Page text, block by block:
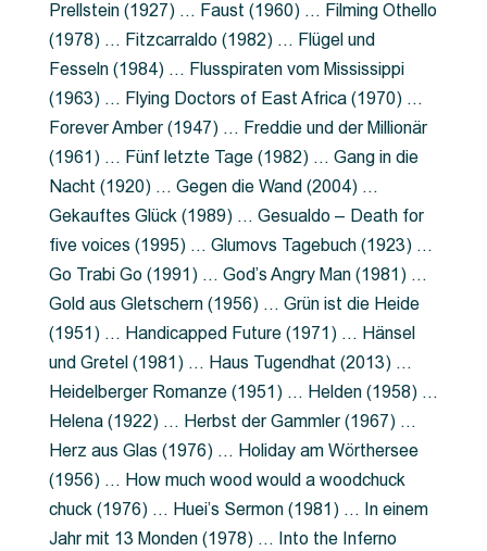
Prellstein (1927) … Faust (1960) … Filming Othello
(1978) … Fitzcarraldo (1982) … Flügel und
Fesseln (1984) … Flusspiraten vom Mississippi
(1963) … Flying Doctors of East Africa (1970) …
Forever Amber (1947) … Freddie und der Millionär
(1961) … Fünf letzte Tage (1982) … Gang in die
Nacht (1920) … Gegen die Wand (2004) …
Gekauftes Glück (1989) … Gesualdo – Death for
five voices (1995) … Glumovs Tagebuch (1923) …
Go Trabi Go (1991) … God’s Angry Man (1981) …
Gold aus Gletschern (1956) … Grün ist die Heide
(1951) … Handicapped Future (1971) … Hänsel
und Gretel (1981) … Haus Tugendhat (2013) …
Heidelberger Romanze (1951) … Helden (1958) …
Helena (1922) … Herbst der Gammler (1967) …
Herz aus Glas (1976) … Holiday am Wörthersee
(1956) … How much wood would a woodchuck
chuck (1976) … Huei’s Sermon (1981) … In einem
Jahr mit 13 Monden (1978) … Into the Inferno